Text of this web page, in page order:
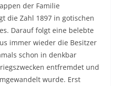
der Familie
die Zahl 1897 in gotischen
Darauf folgt eine belebte
immer wieder die Besitzer
schon in denkbar
entfremdet und
wurde. Erst